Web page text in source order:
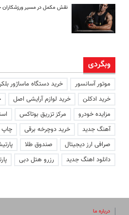
نقش مکمل در مسیر ورزشکاران
وبگردی
موتور آسانسور خرید دستگاه ماساژور
خرید ادکلن
خرید لوازم آرایشی اصل
مزایده خودرو
مرکز تزریق بوتاکس
آهنگ جدید
خرید دوچرخه برقی چاپ
صرافی ارز دیجیتال
صندوق طلا
دانلود اهنگ جدید
رزرو هتل دبی
درباره ما